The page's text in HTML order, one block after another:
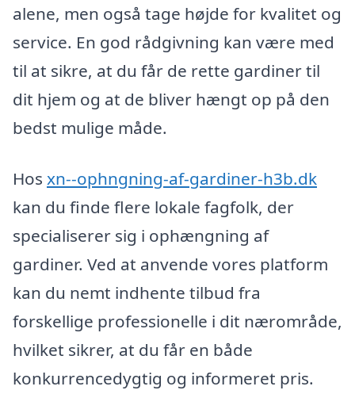
alene, men også tage højde for kvalitet og
service. En god rådgivning kan være med
til at sikre, at du får de rette gardiner til
dit hjem og at de bliver hængt op på den
bedst mulige måde.
Hos xn--ophngning-af-gardiner-h3b.dk
kan du finde flere lokale fagfolk, der
specialiserer sig i ophængning af
gardiner. Ved at anvende vores platform
kan du nemt indhente tilbud fra
forskellige professionelle i dit nærområde,
hvilket sikrer, at du får en både
konkurrencedygtig og informeret pris.